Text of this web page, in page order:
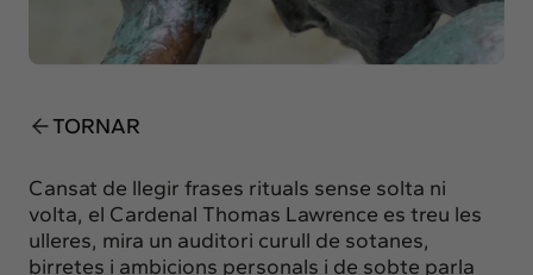
Actualitat
Intercanvi
TORNAR
Cansat de llegir frases rituals sense solta ni
volta, el Cardenal Thomas Lawrence es treu les
ulleres, mira un auditori curull de sotanes,
birretes i ambicions personals i de sobte parla